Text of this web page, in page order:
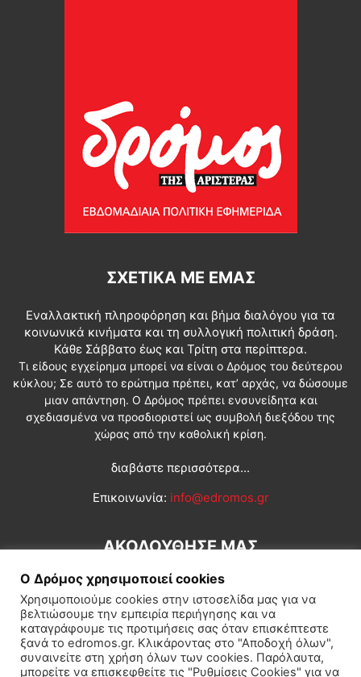
ΣΧΕΤΙΚΆ ΜΕ ΕΜΆΣ
Εναλλακτική πληροφόρηση και βήμα διαλόγου για τα
κοινωνικά κινήματα και τη συλλογική πολιτική δράση.
Κάθε Σάββατο έως και Τρίτη στα περίπτερα.
Τι είδους εγχείρημα μπορεί να είναι ο Δρόμος του δεύτερου
κύκλου; Σε αυτό το ερώτημα πρέπει, κατ’ αρχάς, να δώσουμε
μιαν απάντηση. Ο Δρόμος πρέπει ενσυνείδητα και
σχεδιασμένα να προσδιοριστεί ως συμβολή διεξόδου της
χώρας από την καθολική κρίση.
διαβάστε περισσότερα...
Επικοινωνία: info@edromos.gr
ΑΚΟΛΟΥΘΗΣΕ ΜΑΣ
Εγγραφή συνδρομητή Πολιτική Διεθνή Κοινωνία
Ο Δρόμος χρησιμοποιεί cookies
Χρησιμοποιούμε cookies στην ιστοσελίδα μας για να
βελτιώσουμε την εμπειρία περιήγησης και να
καταγράφουμε τις προτιμήσεις σας όταν επισκέπτεστε
ξανά το edromos.gr. Κλικάροντας στο "Αποδοχή όλων",
συναινείτε στη χρήση όλων των cookies. Παρόλαυτα,
μπορείτε να επισκεφθείτε τις "Ρυθμίσεις Cookies" για να